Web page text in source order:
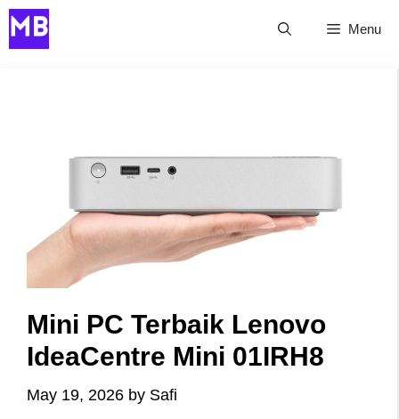
Skip
to
Menu
Mini PC Terbaik Lenovo
IdeaCentre Mini 01IRH8
May 19, 2026 by Safi